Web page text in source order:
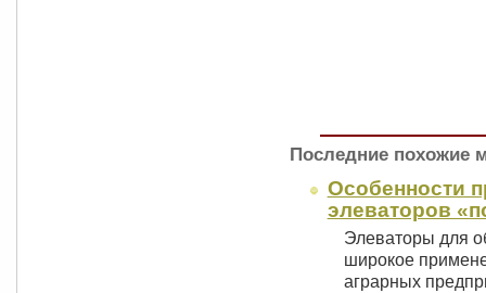
Последние похожие
Особенности
элеваторов
Элеваторы для
широкое
аграрных